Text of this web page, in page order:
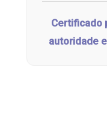
Certificado
autoridade